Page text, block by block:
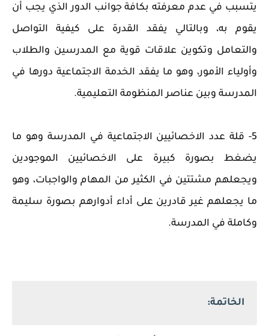
يتسبب في عدم معرفته بكافة جوانب الدور الذي يجب أن
يقوم به، وبالتالي يفقد القدرة على كيفية التواصل
والتعامل وتكوين علاقات قوية مع المدرسين والطلاب
وأولياء الأمور، وهو ما يفقد الخدمة الاجتماعية دورها في
المدرسة وبين عناصر المنظومة التعليمية.
5- قلة عدد الاخصائيين الاجتماعية في المدرسة وهو ما
يضغط بصورة كبيرة على الاخصائيين الموجودين
ويجعلهم مشتتين في الكثير من المهام والواجبات، وهو
ما يجعلهم غير قادرين على أداء أدوارهم بصورة سليمة
وكاملة في المدرسة.
الخاتمة: